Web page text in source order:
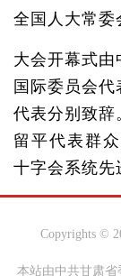
全国人大常委
大会开幕式
国际委员会
代表分别致辞
留平代表群
十字会系统先
Copyrights ©
本站由中共甘肃